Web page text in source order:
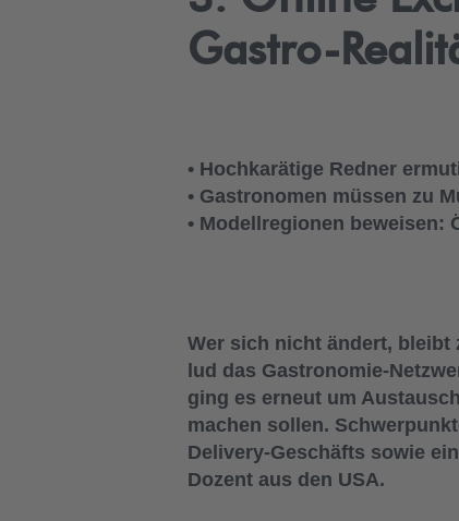
Gastro-
• Hochkarätige Redner
• Gastronomen müssen zu
• Modellregionen beweisen:
Wer sich nicht ändert, bleibt
lud das Gastronomie-
ging es erneut um
machen sollen.
Delivery-Geschäfts sowie
Dozent aus den USA.